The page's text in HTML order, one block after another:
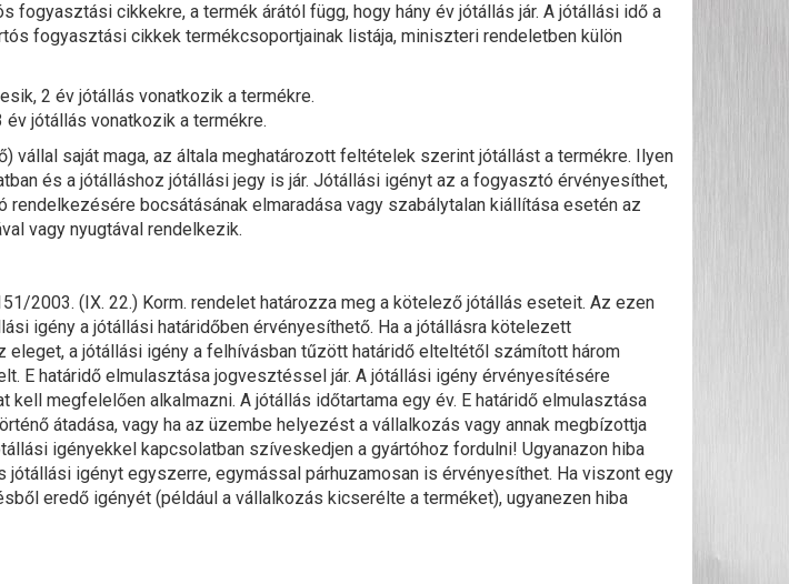
cikkekre, a termék árától függ, hogy hány év jótállás jár. A jótállási idő a
fogyasztási cikkek termékcsoportjainak listája, miniszteri rendeletben külön
2 év jótállás vonatkozik a termékre.
év jótállás vonatkozik a termékre.
vállal saját maga, az általa meghatározott feltételek szerint jótállást a termékre. Ilyen
és a jótálláshoz jótállási jegy is jár. Jótállási igényt az a fogyasztó érvényesíthet,
bocsátásának elmaradása vagy szabálytalan kiállítása esetén az
vagy nyugtával rendelkezik.
2003. (IX. 22.) Korm. rendelet határozza meg a kötelező jótállás eseteit. Az ezen
igény a jótállási határidőben érvényesíthető. Ha a jótállásra kötelezett
a jótállási igény a felhívásban tűzött határidő elteltétől számított három
E határidő elmulasztása jogvesztéssel jár. A jótállási igény érvényesítésére
megfelelően alkalmazni. A jótállás időtartama egy év. E határidő elmulasztása
átadása, vagy ha az üzembe helyezést a vállalkozás vagy annak megbízottja
igényekkel kapcsolatban szíveskedjen a gyártóhoz fordulni! Ugyanazon hiba
igényt egyszerre, egymással párhuzamosan is érvényesíthet. Ha viszont egy
eredő igényét (például a vállalkozás kicserélte a terméket), ugyanezen hiba